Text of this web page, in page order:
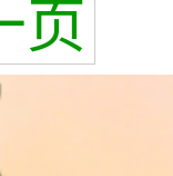
页